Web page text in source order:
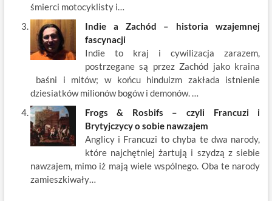
śmierci motocyklisty i…
Indie a Zachód – historia wzajemnej
fascynacji
Indie to kraj i cywilizacja zarazem,
postrzegane są przez Zachód jako kraina
baśni i mitów; w końcu hinduizm zakłada istnienie
dziesiatków milionów bogów i demonów. …
Frogs & Rosbifs – czyli Francuzi i
Brytyjczycy o sobie nawzajem
Anglicy i Francuzi to chyba te dwa narody,
które najchętniej żartują i szydzą z siebie
nawzajem, mimo iż mają wiele wspólnego. Oba te narody
zamieszkiwały…